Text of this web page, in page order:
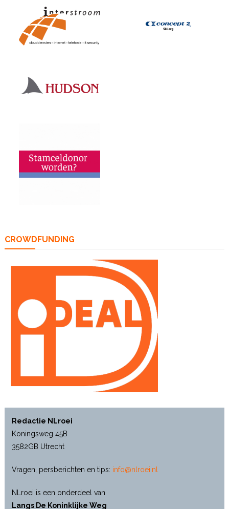
CROWDFUNDING
Redactie NLroei
Koningsweg 45B
3582GB Utrecht
Vragen, persberichten en tips: info@nlroei.nl
NLroei is een onderdeel van
Langs De Koninklijke Weg